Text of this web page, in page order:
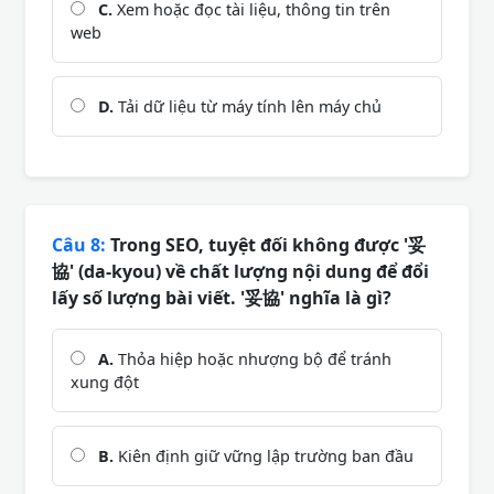
C. Xem hoặc đọc tài liệu, thông tin trên
web
D. Tải dữ liệu từ máy tính lên máy chủ
Câu 8: Trong SEO, tuyệt đối không được '妥
協' (da-kyou) về chất lượng nội dung để đổi
lấy số lượng bài viết. '妥協' nghĩa là gì?
A. Thỏa hiệp hoặc nhượng bộ để tránh
xung đột
B. Kiên định giữ vững lập trường ban đầu